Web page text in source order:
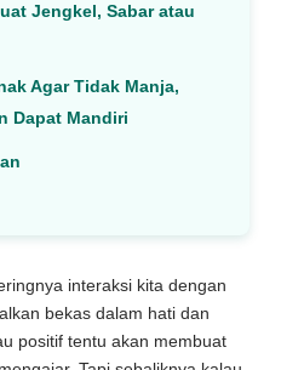
Jengkel, Sabar atau
Agar Tidak Manja,
Dapat Mandiri
interaksi kita dengan
bekas dalam hati dan
positif tentu akan membuat